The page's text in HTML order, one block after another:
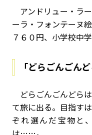
アンドリュー・ラ
ーラ・フォンテーヌ
７６０円、小学校中
「どらごんごんど
どらごんごんどら
て旅に出る。目指す
ぞれ選んだ宝物と